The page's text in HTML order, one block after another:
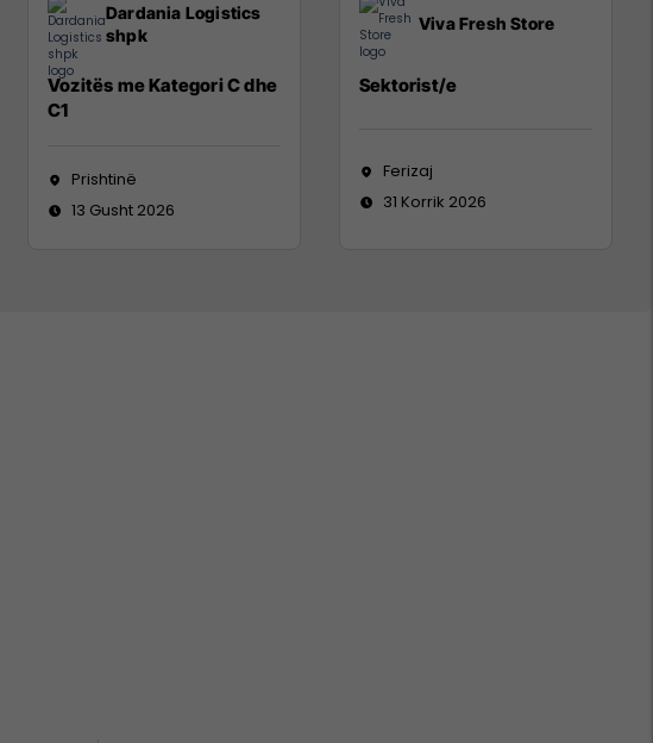
Dardania Logistics
shpk
Vozitës me Kategori C dhe
C1
Prishtinë
13 Gusht 2026
Viva Fresh Store
Sektorist/e
Ferizaj
31 Korrik 2026